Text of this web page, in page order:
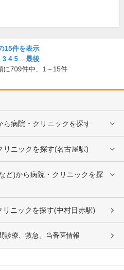
15件を表示
3 4 5
最後
に709件中、 1～15件
ら病院・クリニックを探す
リニックを探す(名古屋駅)
ど)から病院・クリニックを探
ニックを探す(中村日赤駅)
診療、救急、当番医情報